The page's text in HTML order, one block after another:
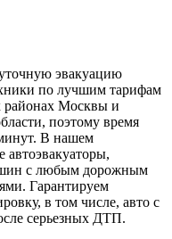
эвакуацию
по лучшим тарифам
районах Москвы и
поэтому время
В нашем
с любым дорожным
Гарантируем
в том числе, авто с
серьезных ДТП.